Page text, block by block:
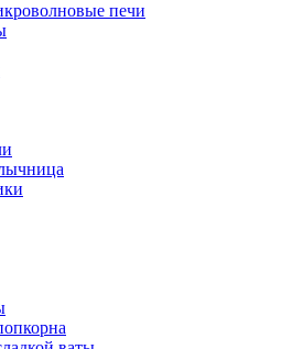
печи